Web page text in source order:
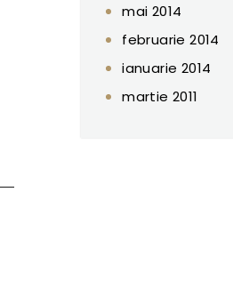
mai 2014
februarie 2014
ianuarie 2014
martie 2011